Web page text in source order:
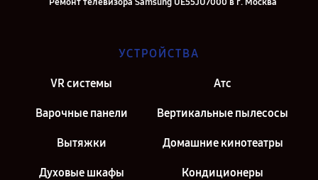
УСТРОЙСТВА
VR системы Атс
Варочные панели Вертикальные пылесосы
Вытяжки Домашние кинотеатры
Духовые шкафы Кондиционеры